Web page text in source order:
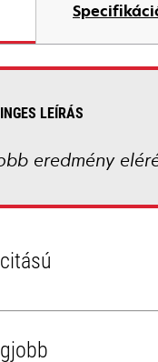
LEÍRÁS
eredmény